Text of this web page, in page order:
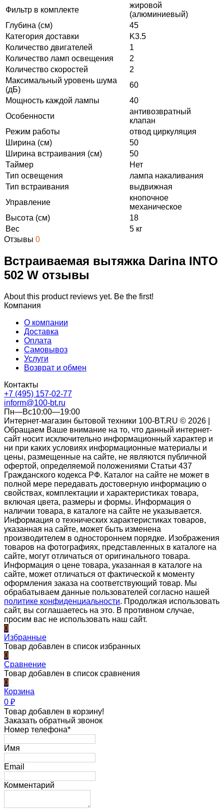
Фильтр в комплекте
жировой
(алюминиевый)
Глубина (см)
45
Категория доставки
K3.5
Количество двигателей
1
Количество ламп освещения
2
Количество скоростей
2
Максимальный уровень шума
(дБ)
60
Мощность каждой лампы
40
Особенности
антивозвратный
клапан
Режим работы
отвод циркуляция
Ширина (см)
50
Ширина встраивания (см)
50
Таймер
Нет
Тип освещения
лампа накаливания
Тип встраивания
выдвижная
Управление
кнопочное
механическое
Высота (см)
18
Вес
5 кг
Отзывы 0
Встраиваемая вытяжка Darina INTO
502 W отзывы
About this product reviews yet. Be the first!
Компания
О компании
Доставка
Оплата
Самовывоз
Услуги
Возврат и обмен
Контакты
+7 (495) 157-02-77
inform@100-bt.ru
Пн—Вс10:00—19:00
Интернет-магазин бытовой техники 100-BT.RU © 2026 |
Обращаем Ваше внимание на то, что данный интернет-
сайт носит исключительно информационный характер и
ни при каких условиях информационные материалы и
цены, размещенные на сайте, не являются публичной
офертой, определяемой положениями Статьи 437
Гражданского кодекса РФ. Каталог на сайте не может в
полной мере передавать достоверную информацию о
свойствах, комплектации и характеристиках товара,
включая цвета, размеры и формы. Информация о
наличии товара, в каталоге на сайте не указывается.
Информация о технических характеристиках товаров,
указанная на сайте, может быть изменена
производителем в одностороннем порядке. Изображения
товаров на фотографиях, представленных в каталоге на
сайте, могут отличаться от оригинального товара.
Информация о цене товара, указанная в каталоге на
сайте, может отличаться от фактической к моменту
оформления заказа на соответствующий товар. Мы
обрабатываем данные пользователей согласно нашей
политике конфиденциальности. Продолжая использовать
сайт, вы соглашаетесь на это. В противном случае,
просим вас не использовать наш сайт.
0
Избранные
Товар добавлен в список избранных
0
Сравнение
Товар добавлен в список сравнения
0
Корзина
0 ₽
Товар добавлен в корзину!
Заказать обратный звонок
Номер телефона*
Имя
Email
Комментарий